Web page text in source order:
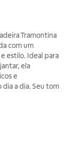
Tramontina
com um
estilo. Ideal para
ela
e
a dia. Seu tom